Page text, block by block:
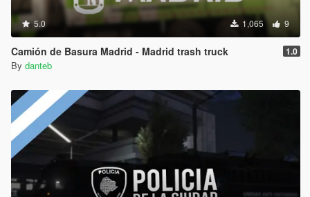
5.0 1,065 9
Camión de Basura Madrid - Madrid trash truck 1.0
By danteb